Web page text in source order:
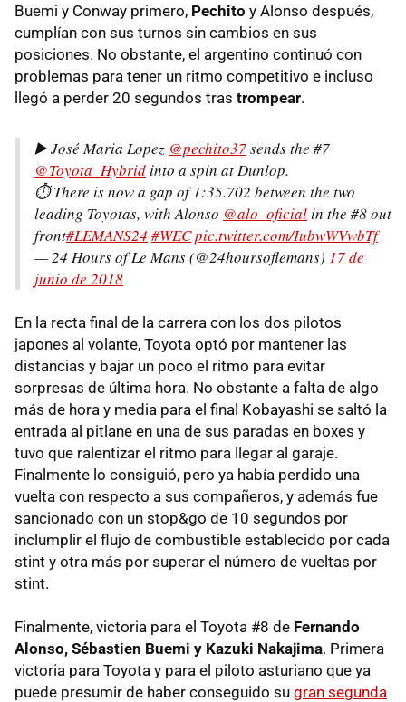
Buemi y Conway primero, Pechito y Alonso después,
cumplían con sus turnos sin cambios en sus
posiciones. No obstante, el argentino continuó con
problemas para tener un ritmo competitivo e incluso
llegó a perder 20 segundos tras trompear.
▶️ José Maria Lopez @pechito37sends the #7
@Toyota_Hybridinto a spin at Dunlop.
⏱️ There is now a gap of 1:35.702 between the two
leading Toyotas, with Alonso @alo_oficialin the #8 out
front#LEMANS24 #WECpic.twitter.com/IubwWVwbTf
— 24 Hours of Le Mans (@24hoursoflemans) 17 de
junio de 2018
En la recta final de la carrera con los dos pilotos
japones al volante, Toyota optó por mantener las
distancias y bajar un poco el ritmo para evitar
sorpresas de última hora. No obstante a falta de algo
más de hora y media para el final Kobayashi se saltó la
entrada al pitlane en una de sus paradas en boxes y
tuvo que ralentizar el ritmo para llegar al garaje.
Finalmente lo consiguió, pero ya había perdido una
vuelta con respecto a sus compañeros, y además fue
sancionado con un stop&go de 10 segundos por
inclumplir el flujo de combustible establecido por cada
stint y otra más por superar el número de vueltas por
stint.
Finalmente, victoria para el Toyota #8 de Fernando
Alonso, Sébastien Buemi y Kazuki Nakajima. Primera
victoria para Toyota y para el piloto asturiano que ya
puede presumir de haber conseguido su gran segunda